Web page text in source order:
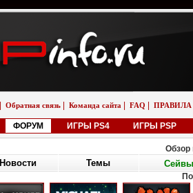
Обратная связь Команда сайта FAQ ПРАВИЛА
ФОРУМ ИГРЫ PS4 ИГРЫ PSP
Обзор
Новости Темы Сейвы